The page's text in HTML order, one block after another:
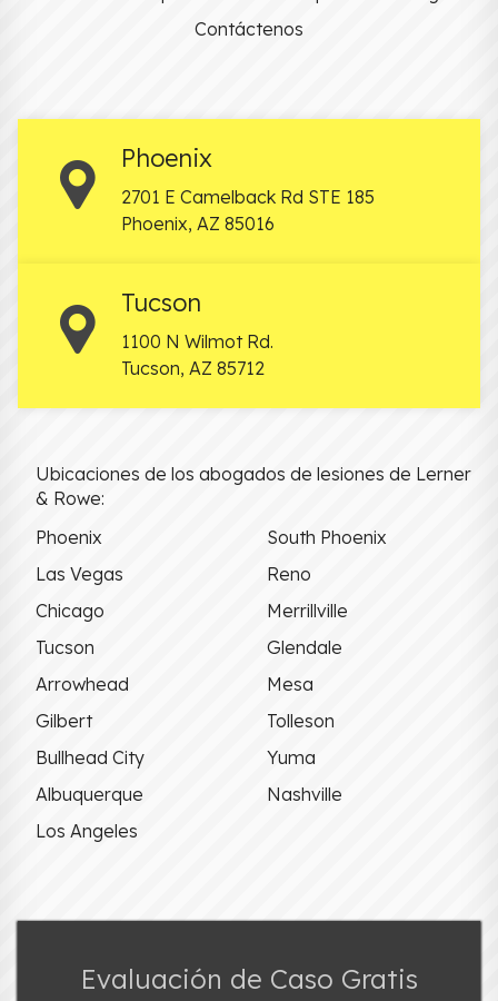
Contáctenos
Phoenix
2701 E Camelback Rd STE 185
Phoenix, AZ 85016
Tucson
1100 N Wilmot Rd.
Tucson, AZ 85712
Ubicaciones de los abogados de lesiones de Lerner
& Rowe:
Phoenix
South Phoenix
Las Vegas
Reno
Chicago
Merrillville
Tucson
Glendale
Arrowhead
Mesa
Gilbert
Tolleson
Bullhead City
Yuma
Albuquerque
Nashville
Los Angeles
Evaluación de Caso Gratis